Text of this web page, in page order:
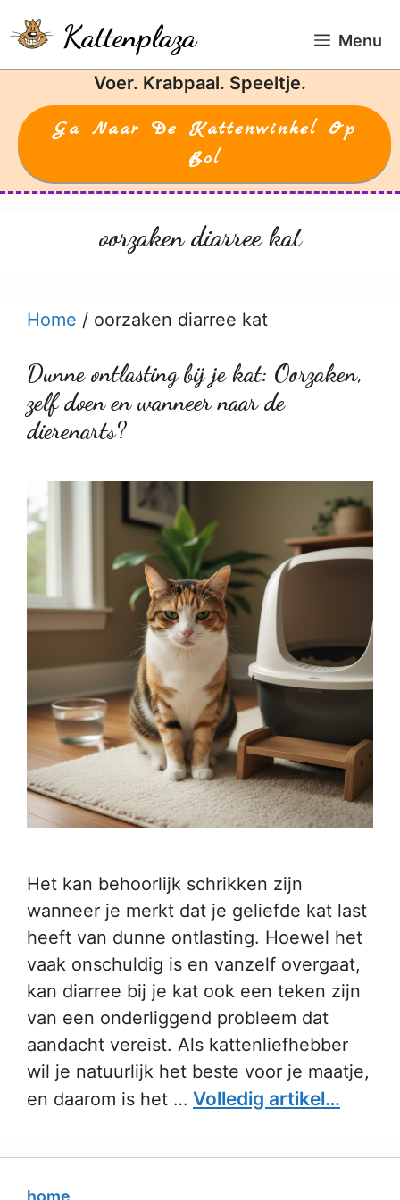
naar
de
Kattenplaza Menu
Voer. Krabpaal. Speeltje.
Ga Naar De Kattenwinkel Op
Bol
oorzaken diarree kat
Home / oorzaken diarree kat
Dunne ontlasting bij je kat: Oorzaken,
zelf doen en wanneer naar de
dierenarts?
Het kan behoorlijk schrikken zijn
wanneer je merkt dat je geliefde kat last
heeft van dunne ontlasting. Hoewel het
vaak onschuldig is en vanzelf overgaat,
kan diarree bij je kat ook een teken zijn
van een onderliggend probleem dat
aandacht vereist. Als kattenliefhebber
wil je natuurlijk het beste voor je maatje,
en daarom is het … Volledig artikel…
home